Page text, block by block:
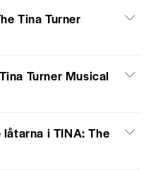
Tina Turner
Turner Musical
i TINA: The